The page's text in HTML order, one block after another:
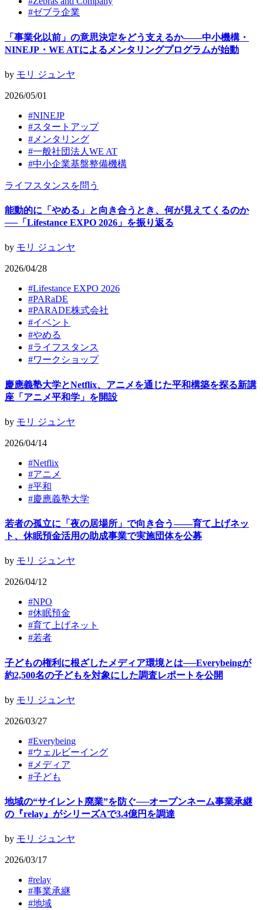
#ゼブラ企業
「事業化以前」の意思決定をどう支えるか——中小機構・
NINEJP・WE ATによるメンタリングプログラムが始動
by モリ ジュンヤ
2026/05/01
#NINEJP
#スタートアップ
# メンタリング
#一般社団法人WE AT
#中小企業基盤整備機構
ライフスタンスを問う
能動的に「やめる」と向き合うとき、何が見えてくるのか
──「Lifestance EXPO 2026」を振り返る
by モリ ジュンヤ
2026/04/28
#Lifestance EXPO 2026
#PARaDE
#PARADE株式会社
#イベント
#やめる
#ライフスタンス
#ワークショップ
慶應義塾大学とNetflix、アニメを通じた平和構築を探る新講
座「アニメ平和学」を開設
by モリ ジュンヤ
2026/04/14
#Netflix
#アニメ
#平和
#慶應義塾大学
若者の孤立に「夜の居場所」で向き合う——育て上げネッ
ト、休眠預金活用の助成事業で実施団体を公募
by モリ ジュンヤ
2026/04/12
#NPO
#休眠預金
#育て上げネット
#若者
子どもの権利に根ざしたメディア環境とは──Everybeingが
約2,500名の子どもを対象にした調査レポートを公開
by モリ ジュンヤ
2026/03/27
#Everybeing
#ウェルビーイング
# メディア
#子ども
地域の“サイレント廃業”を防ぐ──オープンネーム事業承継
の『relay』がシリーズAで3.4億円を調達
by モリ ジュンヤ
2026/03/17
#relay
#事業承継
#地域